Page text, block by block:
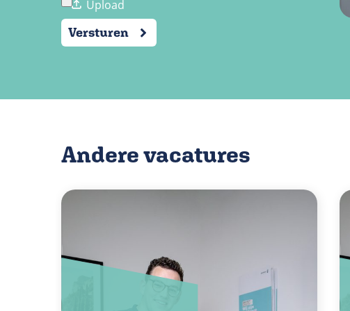
Versturen
Andere vacatures